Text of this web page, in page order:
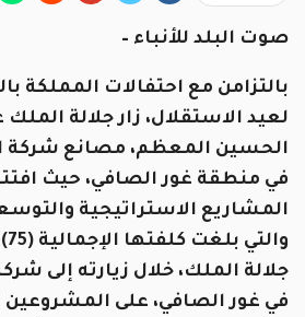
صوت البلد للأنباء –
بالتزامن مع احتفالات المملكة
لعيد الاستقلال، زار جلالة الملك
الحسين المعظم، مصانع شركة
في منطقة غور الصافي، حيث
المشاريع الاستراتيجية
جلالة الملك، خلال زيارته إلى
في غور الصافي، على المشروعين